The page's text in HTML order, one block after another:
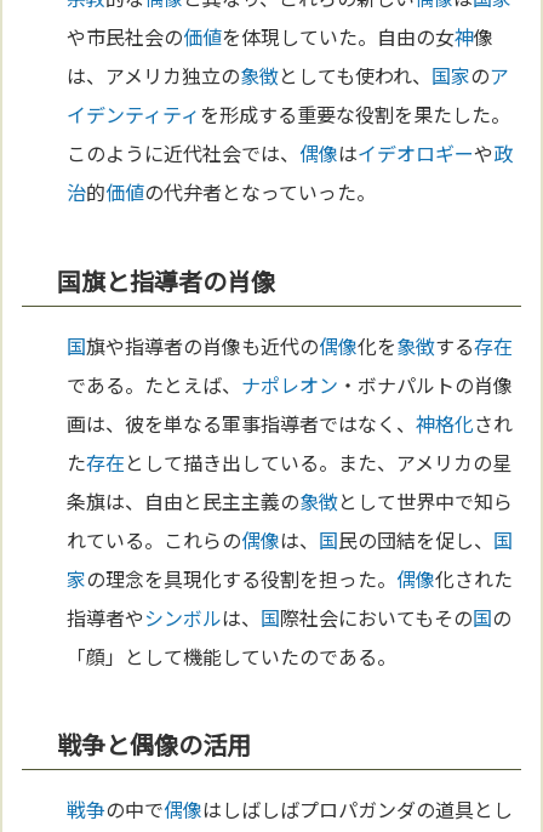
や市民社会の価値を体現していた。自由の女神像
は、アメリカ独立の象徴としても使われ、 国家のア
イデンティティを形成する重要な役割を果たした。
このように近代社会では、 偶像はイデオロギーや政
治的価値の代弁者となっていった。
国旗と指導者の肖像
国旗や指導者の肖像も近代の偶像化を象徴する存在
である。たとえば、 ナポレオン ・ボナパルトの肖像
画は、彼を単なる軍事指導者ではなく、神格化され
た存在として描き出している。また、アメリカの星
条旗は、自由と民主主義の象徴として世界中で知ら
れている。これらの偶像は、 国民の団結を促し、 国
家の理念を具現化する役割を担った。 偶像化された
指導者やシンボルは、 国際社会においてもその国の
「顔」として機能していたのである。
戦争と偶像の活用
戦争の中で偶像はしばしばプロパガンダの道具とし